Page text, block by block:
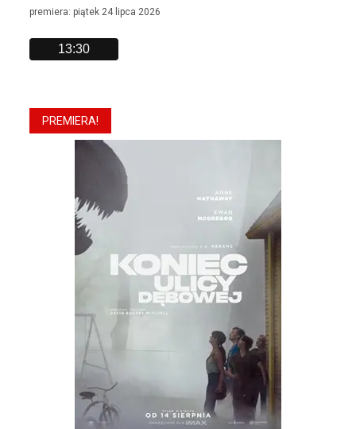
premiera: piątek 24 lipca 2026
13:30
PREMIERA!